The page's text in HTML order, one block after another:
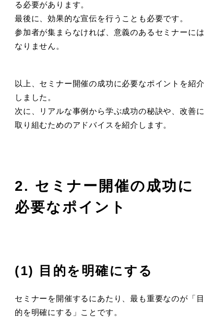
る必要があります。
最後に、効果的な宣伝を行うことも必要です。
参加者が集まらなければ、意義のあるセミナーには
なりません。
以上、セミナー開催の成功に必要なポイントを紹介
しました。
次に、リアルな事例から学ぶ成功の秘訣や、改善に
取り組むためのアドバイスを紹介します。
2. セミナー開催の成功に
必要なポイント
(1) 目的を明確にする
セミナーを開催するにあたり、最も重要なのが「目
的を明確にする」ことです。